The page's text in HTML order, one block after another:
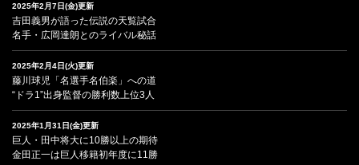
2025年2月7日(金)更新
吉田義男が語った伝説の天覧試合
名手・広岡達朗とのライバル秘話
2025年2月4日(火)更新
藤川球児「名選手名伯楽」への道
“ドラ1”出身監督の勝利数上位3人
2025年1月31日(金)更新
巨人・田中将大に10勝以上の期待
金田正一は巨人移籍初年度に11勝